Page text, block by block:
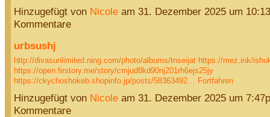
Hinzugefügt von Nicoleam 31. Dezember 2025 um
Kommentare
urbsushj
http://divasunlimited.ning.com/photo/albums/tnseijat https://mez.ink/
https://open.firstory.me/story/cmjud8kd90nj201rh6ejs25jy
https://ckychoshokeb.shopinfo.jp/posts/58363492… Fortfahren
Hinzugefügt von Nicoleam 31. Dezember 2025 um
Kommentare